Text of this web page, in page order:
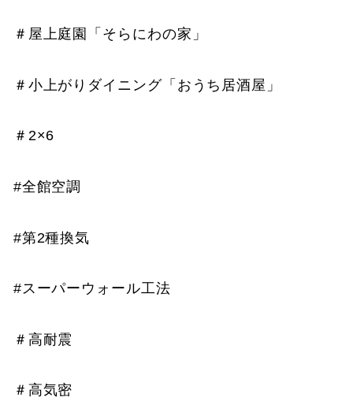
＃屋上庭園「そらにわの家」
＃小上がりダイニング「おうち居酒屋」
＃2×6
#全館空調
#第2種換気
#スーパーウォール工法
＃高耐震
＃高気密